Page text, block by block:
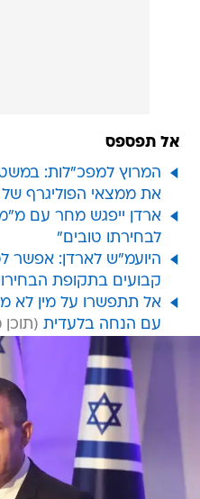
אל תפספס
המרוץ למפכ"לות:
את ממצאי הפוליגרף של
ארדן ייפגש מחר עם מ"מ
לבחירתו טובים"
היועמ"ש לארדן: אפשר
קבועים בתקופת
אל תתפשרו על מין לא
עם הנחה בלעדית